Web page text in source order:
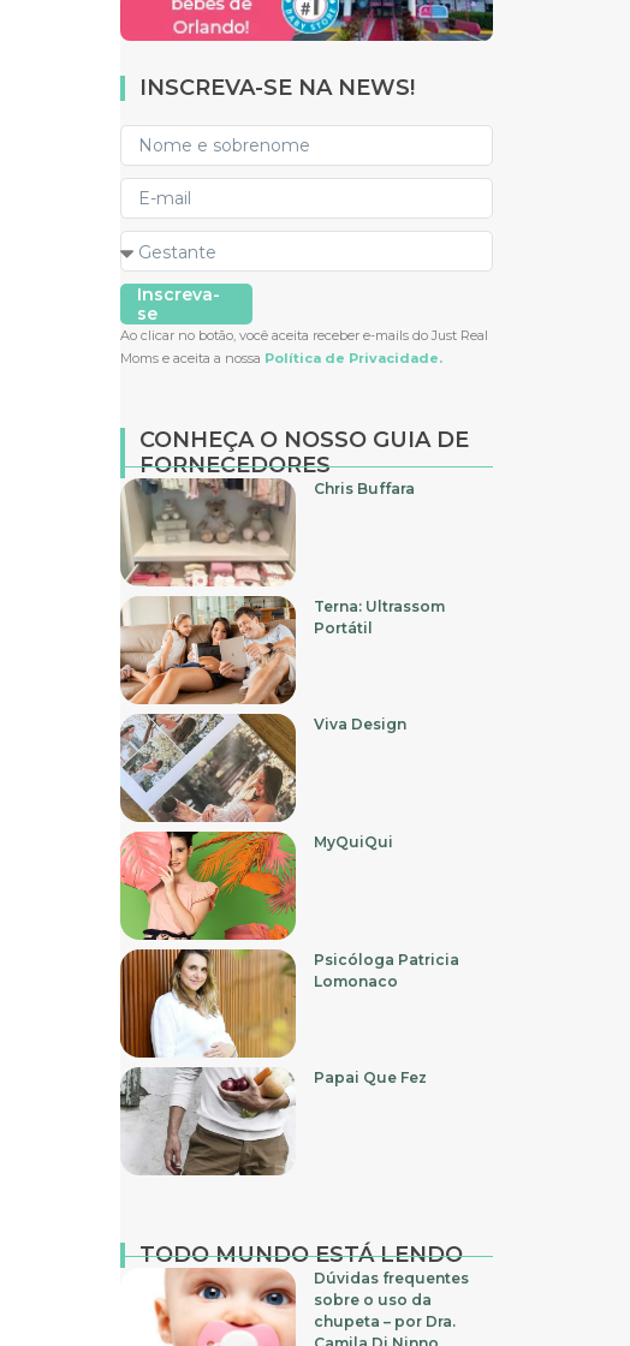
INSCREVA-SE NA NEWS!
Inscreva-
se
Ao clicar no botão, você aceita receber e-mails do Just Real
Moms e aceita a nossa Política de Privacidade.
CONHEÇA O NOSSO GUIA DE
FORNECEDORES
Chris Buffara
Terna: Ultrassom
Portátil
Viva Design
MyQuiQui
Psicóloga Patricia
Lomonaco
Papai Que Fez
TODO MUNDO ESTÁ LENDO
Dúvidas frequentes
sobre o uso da
chupeta – por Dra.